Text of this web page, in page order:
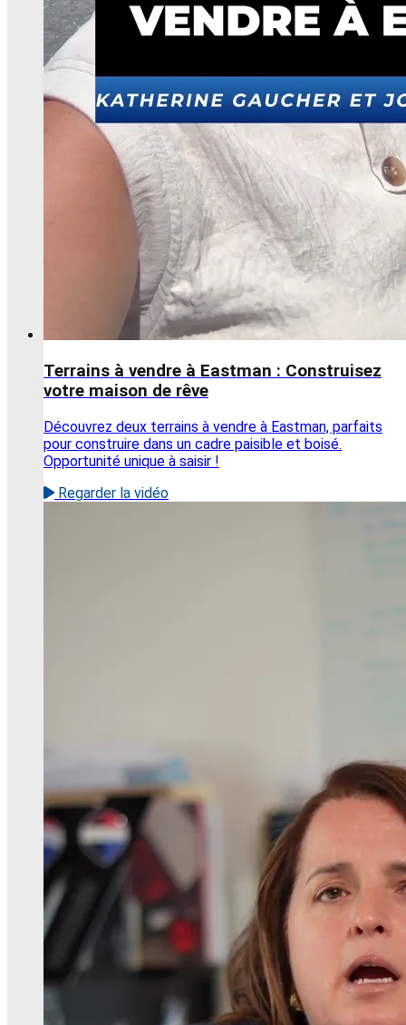
Terrains à vendre à Eastman : Construisez
votre maison de rêve
Découvrez deux terrains à vendre à Eastman, parfaits
pour construire dans un cadre paisible et boisé.
Opportunité unique à saisir !
Regarder la vidéo